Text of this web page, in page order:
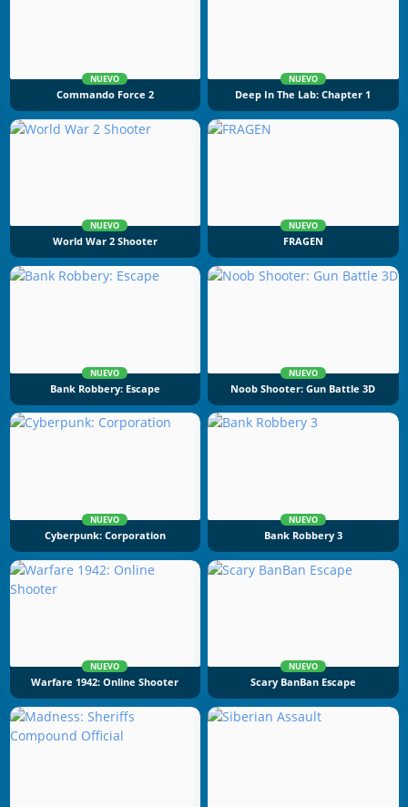
NUEVO
Commando Force 2
NUEVO
Deep In The Lab: Chapter 1
NUEVO
World War 2 Shooter
NUEVO
FRAGEN
NUEVO
Bank Robbery: Escape
NUEVO
Noob Shooter: Gun Battle 3D
NUEVO
Cyberpunk: Corporation
NUEVO
Bank Robbery 3
NUEVO
Warfare 1942: Online Shooter
NUEVO
Scary BanBan Escape